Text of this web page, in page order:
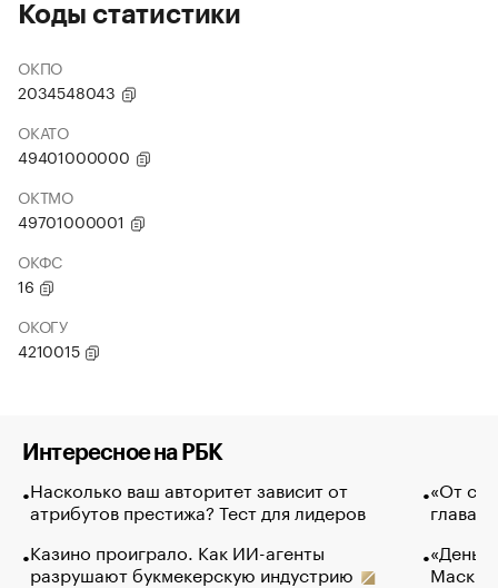
Коды статистики
ОКПО
2034548043
ОКАТО
49401000000
ОКТМО
49701000001
ОКФС
16
ОКОГУ
4210015
Интересное на РБК
Насколько ваш авторитет зависит от
атрибутов престижа? Тест для лидеров
Казино проиграло. Как ИИ-агенты
разрушают букмекерскую индустрию
«От
глава
Маск в